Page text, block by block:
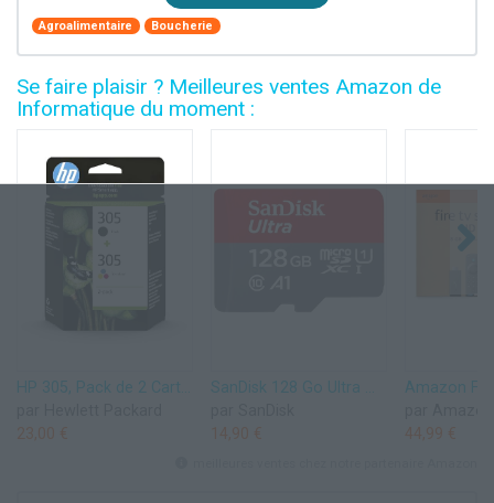
Agroalimentaire Boucherie
Se faire plaisir ? Meilleures ventes Amazon de
Informatique du moment :